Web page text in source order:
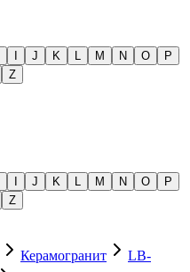
J K L M N O
P
Z
J K L M N O
P
Z
Керамогранит
LB-